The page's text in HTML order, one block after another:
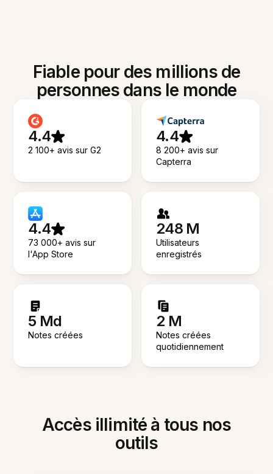
Fiable pour des millions de
personnes dans le monde
4.4
2 100+ avis sur G2
4.4
8 200+ avis sur
Capterra
4.4
73 000+ avis sur
l'App Store
248 M
Utilisateurs
enregistrés
5 Md
Notes créées
2 M
Notes créées
quotidiennement
Accès illimité à tous nos
outils